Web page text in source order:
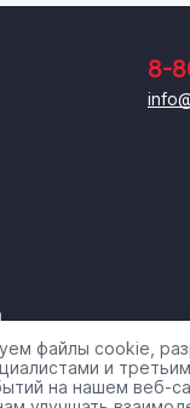
8-
файлы cookie,
и
на нашем веб-